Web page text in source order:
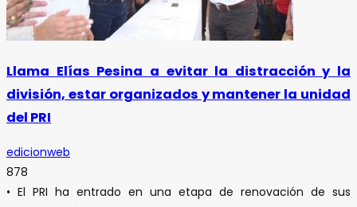
Llama Elías Pesina a evitar la distracción y la
división, estar organizados y mantener la unidad
del PRI
edicionweb
878
• El PRI ha entrado en una etapa de renovación de sus